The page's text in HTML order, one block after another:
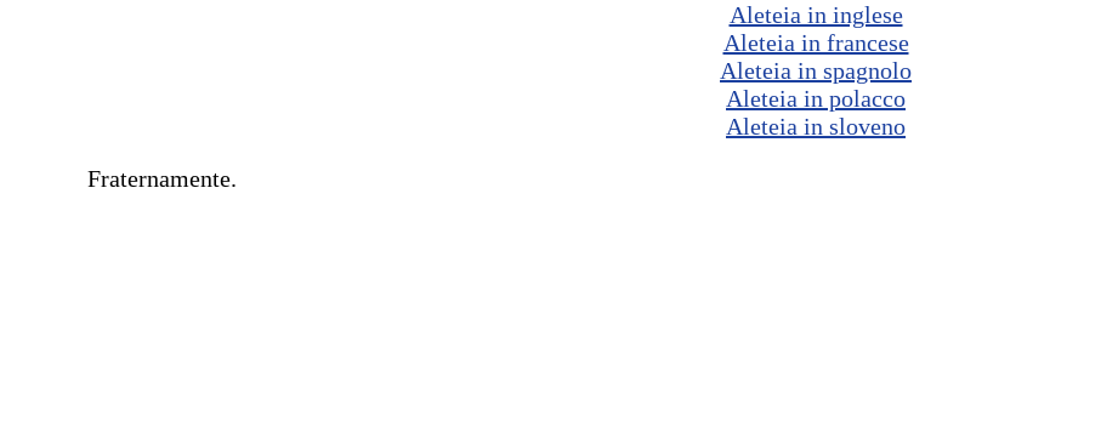
Aleteia in inglese
Aleteia in francese
Aleteia in spagnolo
Aleteia in polacco
Aleteia in sloveno
Fraternamente.